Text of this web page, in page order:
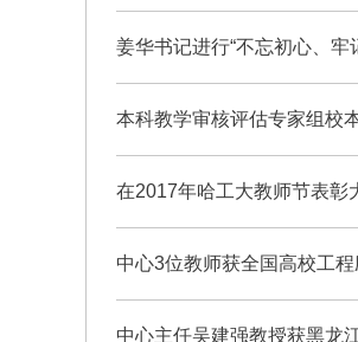
姜华书记进行“不忘初心、牢
本科教学审核评估专家组校
在2017年哈工大教师节表彰
中心3位教师获全国高校工
中心主任吴建强教授获黑龙